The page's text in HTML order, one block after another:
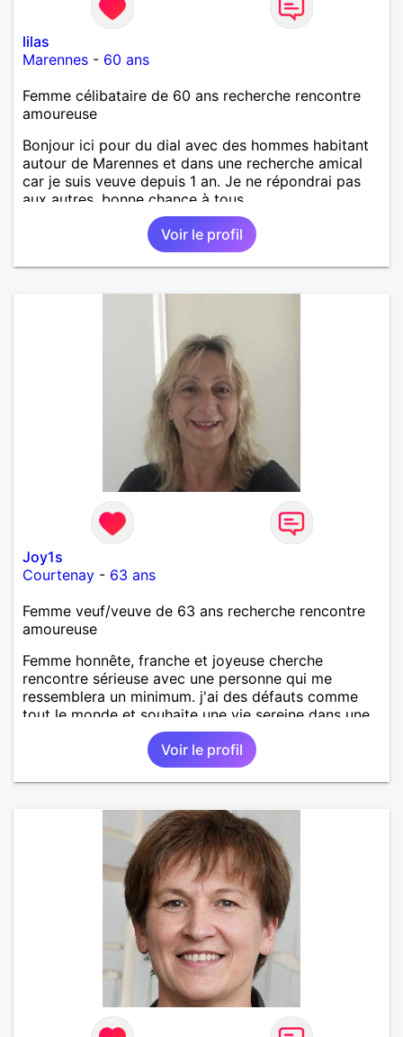
lilas
Marennes - 60 ans
Femme célibataire de 60 ans recherche rencontre
amoureuse
Bonjour ici pour du dial avec des hommes habitant
autour de Marennes et dans une recherche amical
car je suis veuve depuis 1 an. Je ne répondrai pas
aux autres, bonne chance à tous.
Voir le profil
Joy1s
Courtenay - 63 ans
Femme veuf/veuve de 63 ans recherche rencontre
amoureuse
Femme honnête, franche et joyeuse cherche
rencontre sérieuse avec une personne qui me
ressemblera un minimum. j'ai des défauts comme
tout le monde et souhaite une vie sereine dans une
relation sur du long terme.
Voir le profil